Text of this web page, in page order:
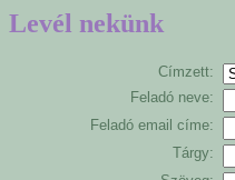
Levél nekünk
Címzett:
Feladó neve:
Feladó email címe:
Tárgy: